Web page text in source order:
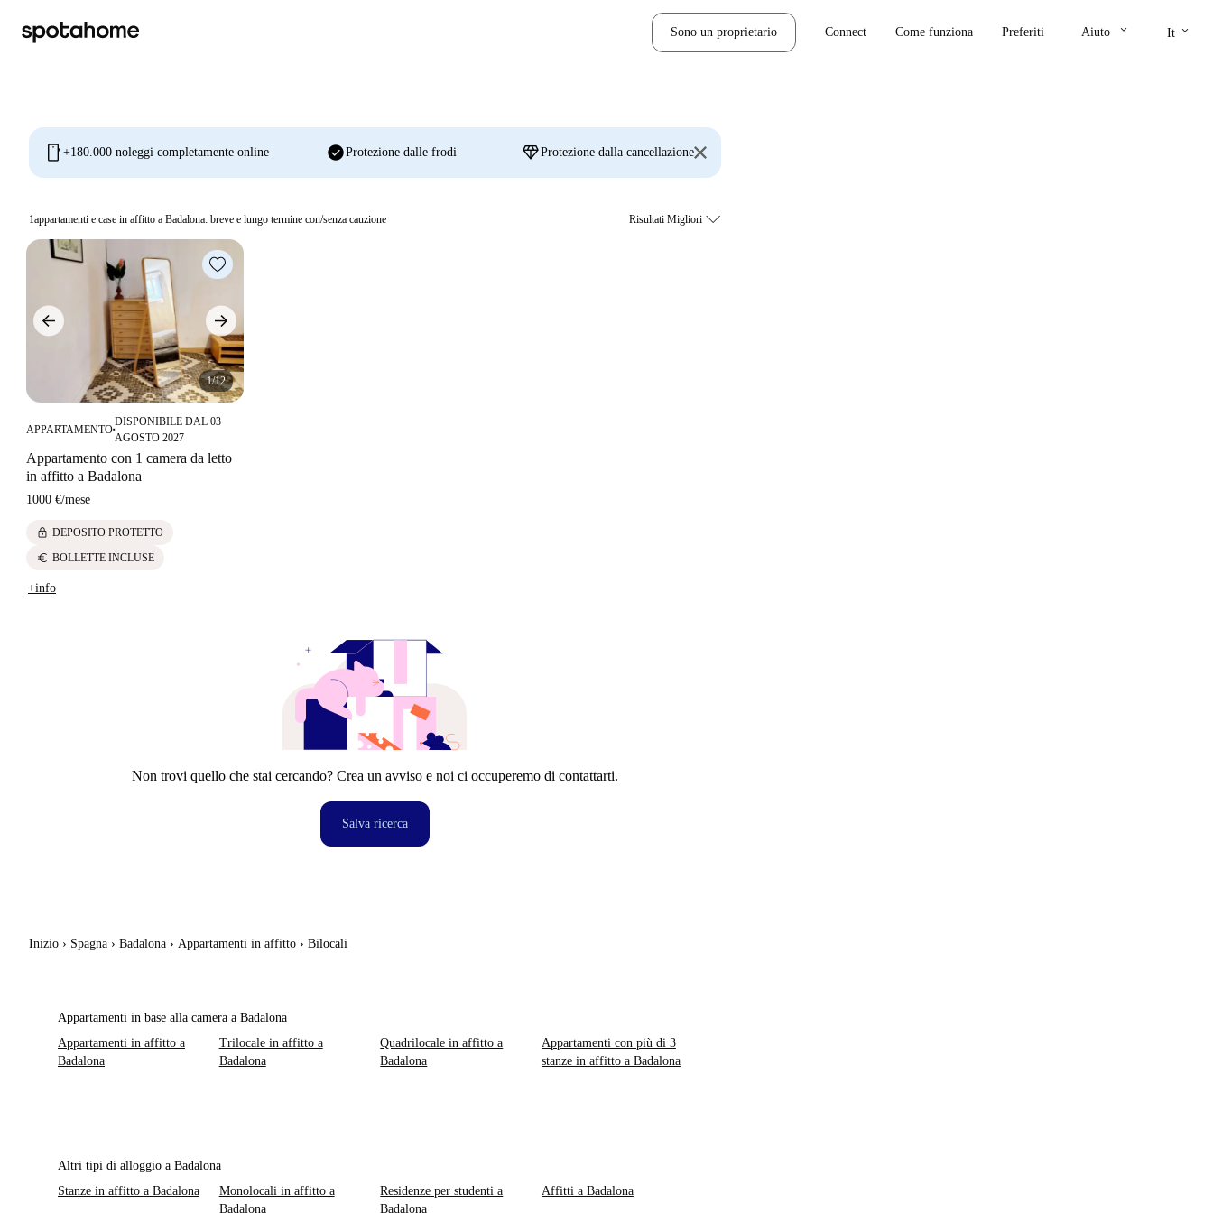
Sono un proprietario Connect Come funziona Preferiti Aiuto keyboard_arrow_down It keyboard_arrow_down
mobile +180.000 noleggi completamente online check_circleProtezione dalle frodi diamondProtezione dalla cancellazione
1appartamenti e case in affitto a Badalona: breve e lungo termine con/senza cauzione
1/12
APPARTAMENTO■
DISPONIBILE DAL 03
AGOSTO 2027
Appartamento con 1 camera da letto
in affitto a Badalona
1000 €/mese
lock DEPOSITO PROTETTO
euro BOLLETTE INCLUSE
+info
Non trovi quello che stai cercando? Crea un avviso e noi ci occuperemo di contattarti.
Salva ricerca
Inizio › Spagna › Badalona › Appartamenti in affitto › Bilocali
Appartamenti in base alla camera a Badalona
Appartamenti in affitto a
Badalona
Trilocale in affitto a
Badalona
Quadrilocale in affitto a
Badalona
Appartamenti con più di 3
stanze in affitto a Badalona
Altri tipi di alloggio a Badalona
Stanze in affitto a Badalona
Monolocali in affitto a
Badalona
Residenze per studenti a
Badalona
Affitti a Badalona